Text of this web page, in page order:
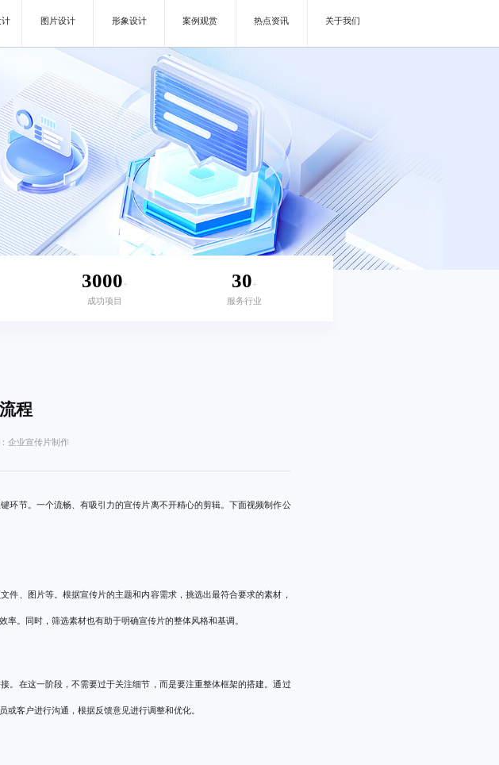
计 图片设计 形象设计 案例观赏 热点资讯 关于我们
3000+
成功项目
30+
服务行业
程
企业宣传片制作
环节。一个流畅、有吸引力的宣传片离不开精心的剪辑。下面视频制作公
、图片等。根据宣传片的主题和内容需求，挑选出最符合要求的素材，
。同时，筛选素材也有助于明确宣传片的整体风格和基调。
。在这一阶段，不需要过于关注细节，而是要注重整体框架的搭建。通过
客户进行沟通，根据反馈意见进行调整和优化。